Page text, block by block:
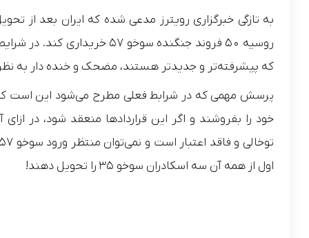
که پیشرفته‌تر و جدیدتر هستند، مضحک و خنده دار به
پرسش مهمی که در شرابط فعلی مطرح می‌شود این است که
خود را بفروشند و اگر این قراردادها منعقد شود، در
اول از همه آن سه اسکادران سوخو ۳۵ را تحویل دهند!